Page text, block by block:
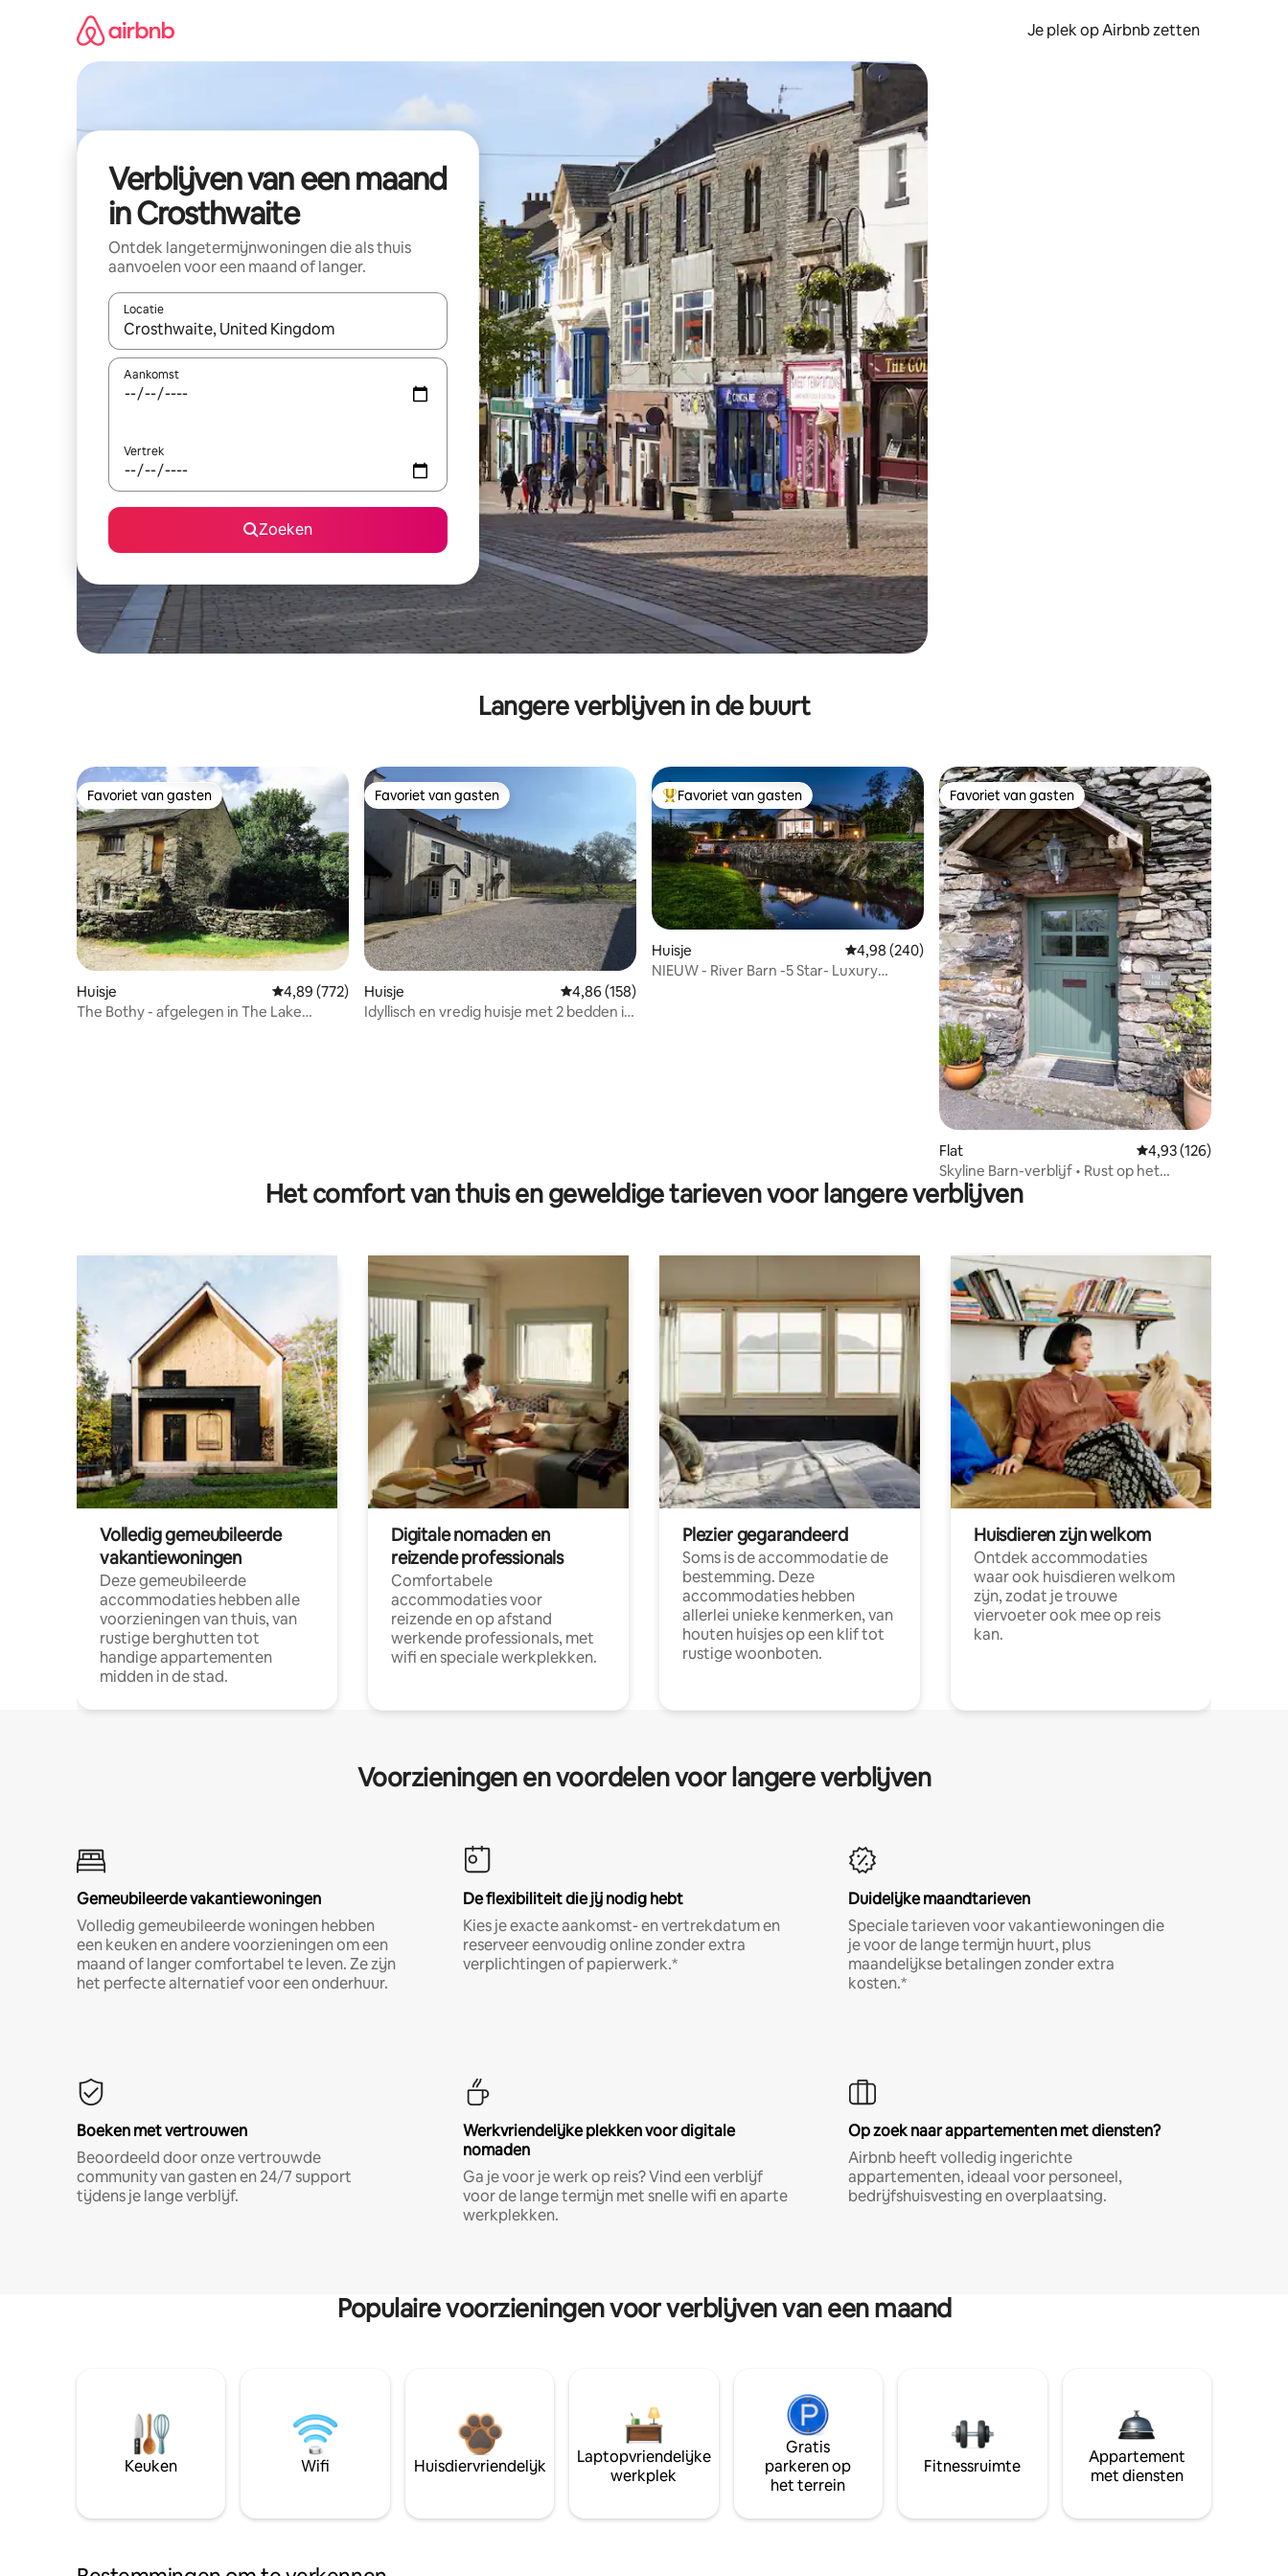
Je plek op Airbnb zetten
Verblijven van een maand
in Crosthwaite
Ontdek langetermijnwoningen die als thuis
aanvoelen voor een maand of langer.
Locatie
Wanneer er resultaten beschikbaar zijn, maak je een keuze met je de pijltjestoetsen omhoog en omlaag, óf door te tikken of swipen.
Aankomst
Vertrek
Zoeken
Langere verblijven in de buurt
Favoriet van gasten
Favoriet van gasten
Huisje Gemiddelde beoordeling van 4,89 op 5, 772 recensies
4,89 (772)
The Bothy - afgelegen in The Lake
Favoriet van gasten
Favoriet van gasten
Huisje Gemiddelde beoordeling van 4,86 op 5, 158 recensies
4,86 (158)
Idyllisch en vredig huisje met 2 bedden in
Topfavoriet van gasten
Favoriet van gasten
Huisje Gemiddelde beoordeling van 4,98 op 5, 240 recensies
4,98 (240)
NIEUW - River Barn -5 Star- Luxury
Favoriet van gasten
Favoriet van gasten
Flat Gemiddelde
4,93 (126)
Skyline Barn-verblijf • Rust op het
platteland
Het comfort van thuis en geweldige tarieven voor langere verblijven
Volledig gemeubileerde
vakantiewoningen
Deze gemeubileerde
accommodaties hebben alle
voorzieningen van thuis, van
rustige berghutten tot
handige appartementen
midden in de stad.
Digitale nomaden en
reizende professionals
Comfortabele
accommodaties voor
reizende en op afstand
werkende professionals, met
wifi en speciale werkplekken.
Plezier gegarandeerd
Soms is de accommodatie de
bestemming. Deze
accommodaties hebben
allerlei unieke kenmerken, van
houten huisjes op een klif tot
rustige woonboten.
Huisdieren zijn welkom
Ontdek accommodaties
waar ook huisdieren welkom
zijn, zodat je trouwe
viervoeter ook mee op reis
kan.
Voorzieningen en voordelen voor langere verblijven
Gemeubileerde vakantiewoningen
Volledig gemeubileerde woningen hebben
een keuken en andere voorzieningen om een
maand of langer comfortabel te leven. Ze zijn
het perfecte alternatief voor een onderhuur.
De flexibiliteit die jij nodig hebt
Kies je exacte aankomst- en vertrekdatum en
reserveer eenvoudig online zonder extra
verplichtingen of papierwerk.*
Duidelijke maandtarieven
Speciale tarieven voor vakantiewoningen die
je voor de lange termijn huurt, plus
maandelijkse betalingen zonder extra
kosten.*
Boeken met vertrouwen
Beoordeeld door onze vertrouwde
community van gasten en 24/7 support
tijdens je lange verblijf.
Werkvriendelijke plekken voor digitale
nomaden
Ga je voor je werk op reis? Vind een verblijf
voor de lange termijn met snelle wifi en aparte
werkplekken.
Op zoek naar appartementen met diensten?
Airbnb heeft volledig ingerichte
appartementen, ideaal voor personeel,
bedrijfshuisvesting en overplaatsing.
Populaire voorzieningen voor verblijven van een maand
Keuken Wifi Huisdiervriendelijk
Laptopvriendelijke
werkplek
Gratis
parkeren op
het terrein
Fitnessruimte
Appartement
met diensten